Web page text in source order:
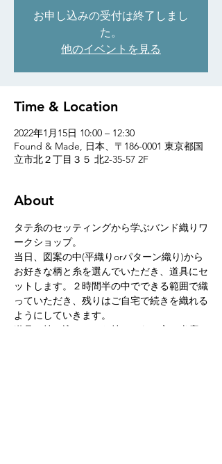
お申し込みの受付は終了しまし
た。
他のイベントを見る
Time & Location
2022年1月15日 10:00 – 12:30
Found & Made, 日本、〒186-0001 東京都国
立市北２丁目３５ 北2-35-57 2F
About
タテ糸のセッティングから学ぶバンド織りワ
ークショップ。
当日、図案の中(平織りorパターン織り)から
お好きな柄と糸を選んでいただき、道具にセ
ットします。２時間半の中でできる範囲で織
っていただき、残りはご自宅で続きを織れる
ようにしていきます。
道具は持ち込みか、お持ちでない方は当店の